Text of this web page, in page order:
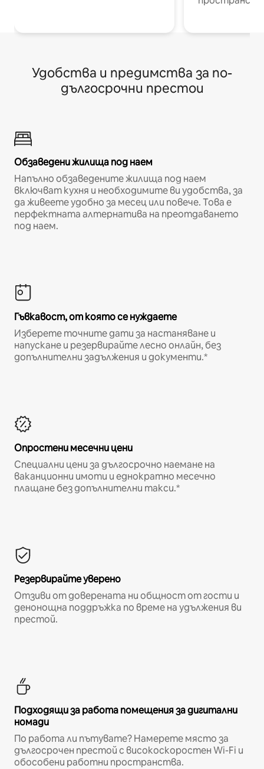
Удобства и предимства за по-
дългосрочни престои
Обзаведени жилища под наем
Напълно обзаведените жилища под наем
включват кухня и необходимите ви удобства, за
да живеете удобно за месец или повече. Това е
перфектната алтернатива на преотдаването
под наем.
Гъвкавост, от която се нуждаете
Изберете точните дати за настаняване и
напускане и резервирайте лесно онлайн, без
допълнителни задължения и документи.*
Опростени месечни цени
Специални цени за дългосрочно наемане на
ваканционни имоти и еднократно месечно
плащане без допълнителни такси.*
Резервирайте уверено
Отзиви от доверената ни общност от гости и
денонощна поддръжка по време на удължения ви
престой.
Подходящи за работа помещения за дигитални
номади
По работа ли пътувате? Намерете място за
дългосрочен престой с високоскоростен Wi-Fi и
обособени работни пространства.